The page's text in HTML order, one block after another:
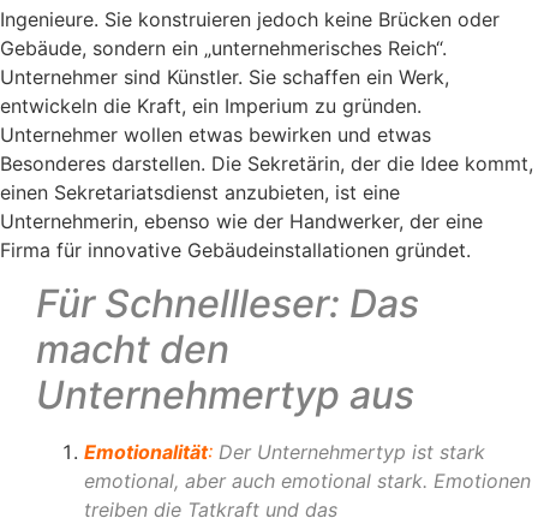
Ingenieure. Sie konstruieren jedoch keine Brücken oder
Gebäude, sondern ein „unternehmerisches Reich“.
Unternehmer sind Künstler. Sie schaffen ein Werk,
entwickeln die Kraft, ein Imperium zu gründen.
Unternehmer wollen etwas bewirken und etwas
Besonderes darstellen. Die Sekretärin, der die Idee kommt,
einen Sekretariatsdienst anzubieten, ist eine
Unternehmerin, ebenso wie der Handwerker, der eine
Firma für innovative Gebäudeinstallationen gründet.
Für Schnellleser: Das
macht den
Unternehmertyp aus
Emotionalität: Der Unternehmertyp ist stark
emotional, aber auch emotional stark. Emotionen
treiben die Tatkraft und das